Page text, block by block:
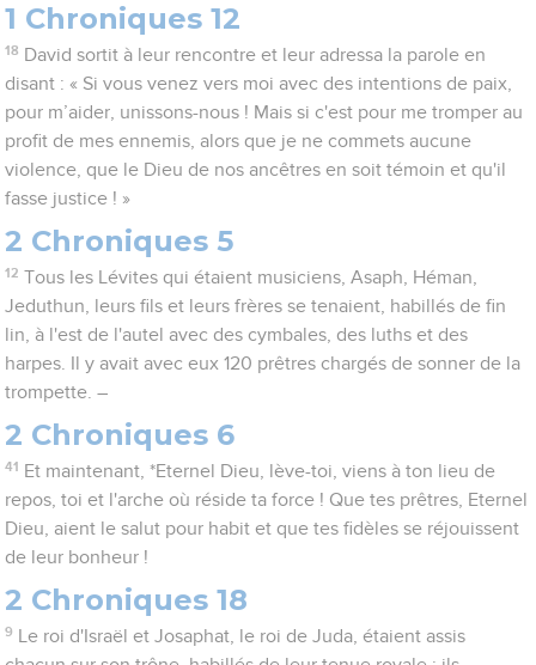
1 Chroniques 12
18 David sortit à leur rencontre et leur adressa la parole en
disant : « Si vous venez vers moi avec des intentions de paix,
pour m’aider, unissons-nous ! Mais si c'est pour me tromper au
profit de mes ennemis, alors que je ne commets aucune
violence, que le Dieu de nos ancêtres en soit témoin et qu'il
fasse justice ! »
2 Chroniques 5
12 Tous les Lévites qui étaient musiciens, Asaph, Héman,
Jeduthun, leurs fils et leurs frères se tenaient, habillés de fin
lin, à l'est de l'autel avec des cymbales, des luths et des
harpes. Il y avait avec eux 120 prêtres chargés de sonner de la
trompette. –
2 Chroniques 6
41 Et maintenant, *Eternel Dieu, lève-toi, viens à ton lieu de
repos, toi et l'arche où réside ta force ! Que tes prêtres, Eternel
Dieu, aient le salut pour habit et que tes fidèles se réjouissent
de leur bonheur !
2 Chroniques 18
9
Le roi d'Israël et Josaphat, le roi de Juda, étaient assis